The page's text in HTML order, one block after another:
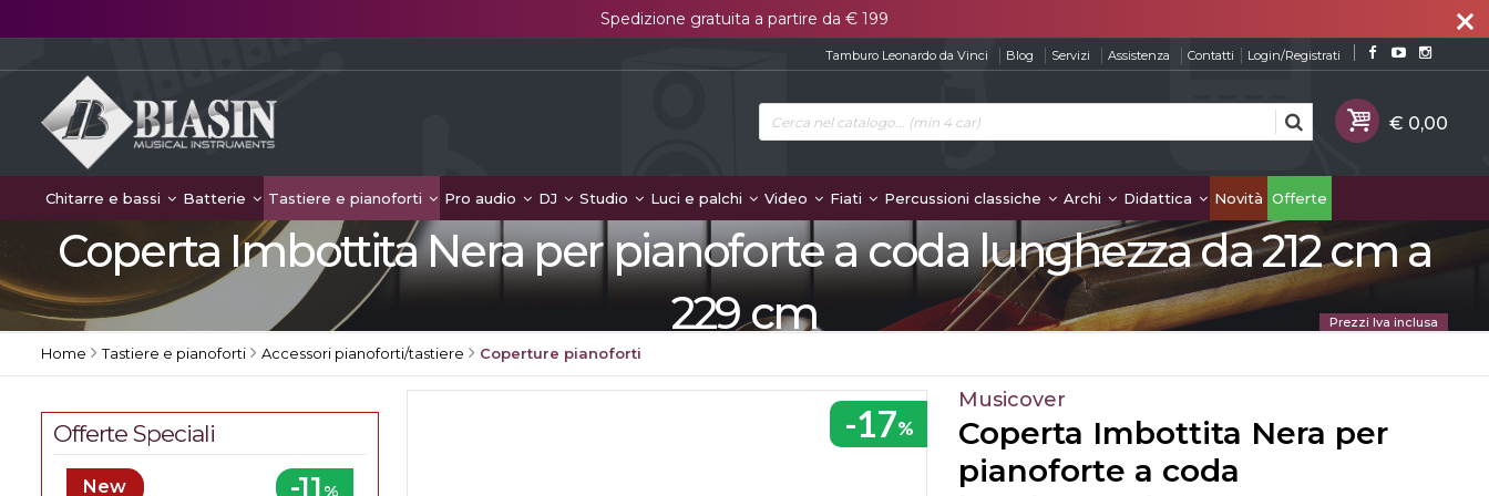
close
Spedizione gratuita a partire da € 199
Tamburo Leonardo da Vinci Blog Servizi Assistenza Contatti Login/Registrati
Chitarre e bassi Batterie Tastiere e pianoforti Pro audio DJ Studio Luci e palchi Video Fiati Percussioni classiche Archi Didattica Novità Offerte
Coperta Imbottita Nera per pianoforte a coda lunghezza da 212 cm a
229 cm
Prezzi Iva inclusa
Home Tastiere e pianoforti Accessori pianoforti/tastiere Coperture pianoforti
-17%
Musicover
Coperta Imbottita Nera per
pianoforte a coda
Offerte Speciali
-11 %
New